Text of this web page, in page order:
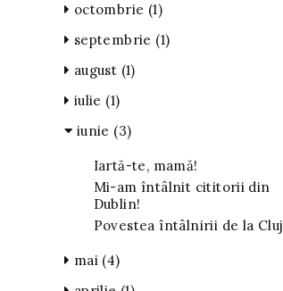
octombrie (1)
septembrie (1)
august (1)
iulie (1)
iunie (3)
Iartă-te, mamă!
Mi-am întâlnit cititorii din
Dublin!
Povestea întâlnirii de la Cluj
mai (4)